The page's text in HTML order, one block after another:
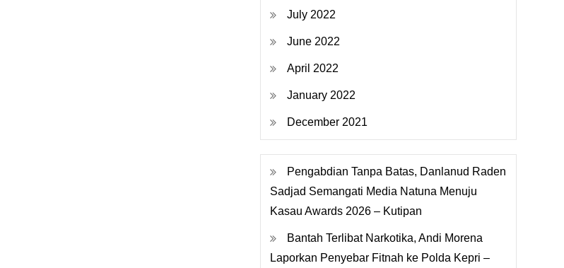
July 2022
June 2022
April 2022
January 2022
December 2021
Pengabdian Tanpa Batas, Danlanud Raden
Sadjad Semangati Media Natuna Menuju
Kasau Awards 2026 – Kutipan
Bantah Terlibat Narkotika, Andi Morena
Laporkan Penyebar Fitnah ke Polda Kepri –